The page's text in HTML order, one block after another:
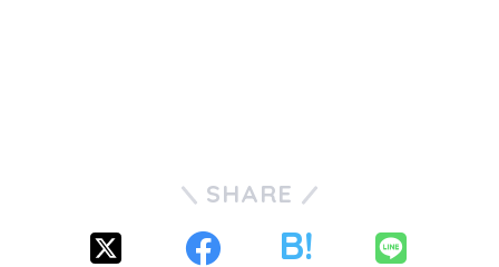
SHARE